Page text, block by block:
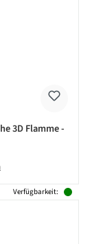
3D Flamme -
Verfügbarkeit: